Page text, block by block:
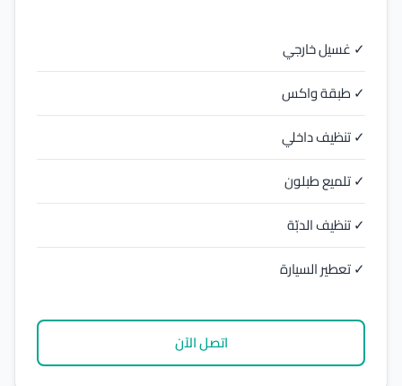
✓ غسيل خارجي
✓ طبقة واكس
✓ تنظيف داخلي
✓ تلميع طبلون
✓ تنظيف الدبّة
✓ تعطير السيارة
اتصل الآن